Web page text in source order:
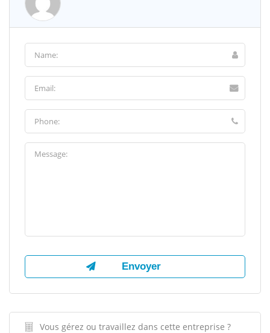
Vous gérez ou travaillez dans cette entreprise ?